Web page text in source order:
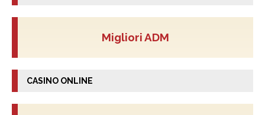
Migliori ADM
CASINO ONLINE